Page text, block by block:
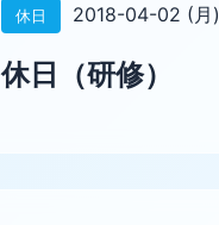
休日 2018-04-02 (月)
休日（研修）